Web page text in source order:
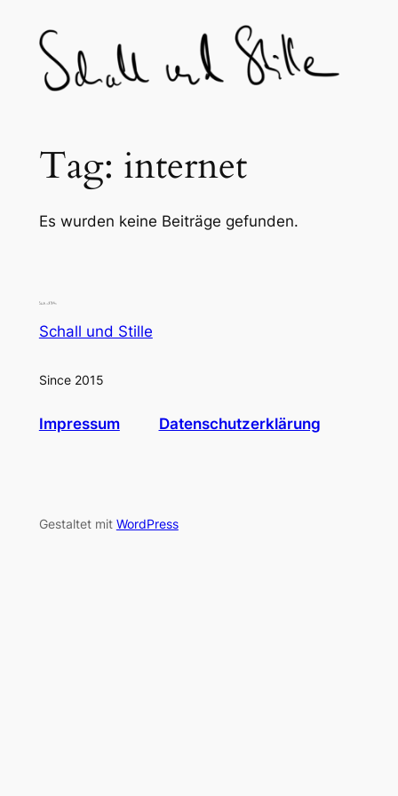
content
Tag: internet
Es wurden keine Beiträge gefunden.
Schall und Stille
Since 2015
Impressum Datenschutzerklärung
Gestaltet mit WordPress